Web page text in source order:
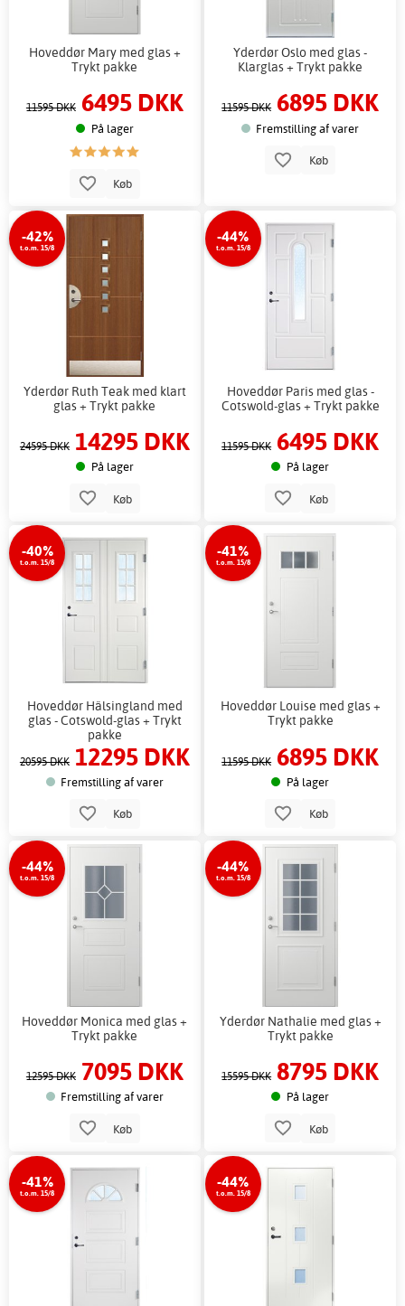
Hoveddør Mary med glas +
Trykt pakke
11595 DKK 6495 DKK
På lager
Køb
Yderdør Oslo med glas -
Klarglas + Trykt pakke
11595 DKK 6895 DKK
Fremstilling af varer
Køb
-42%
t.o.m. 15/8
Yderdør Ruth Teak med klart
glas + Trykt pakke
24595 DKK 14295 DKK
På lager
Køb
-44%
t.o.m. 15/8
Hoveddør Paris med glas -
Cotswold-glas + Trykt pakke
11595 DKK 6495 DKK
På lager
Køb
-40%
t.o.m. 15/8
Hoveddør Hälsingland med
glas - Cotswold-glas + Trykt
pakke
20595 DKK 12295 DKK
Fremstilling af varer
Køb
-41%
t.o.m. 15/8
Hoveddør Louise med glas +
Trykt pakke
11595 DKK 6895 DKK
På lager
Køb
-44%
t.o.m. 15/8
Hoveddør Monica med glas +
Trykt pakke
12595 DKK 7095 DKK
Fremstilling af varer
Køb
-44%
t.o.m. 15/8
Yderdør Nathalie med glas +
Trykt pakke
15595 DKK 8795 DKK
På lager
Køb
-41%
t.o.m. 15/8
-44%
t.o.m. 15/8